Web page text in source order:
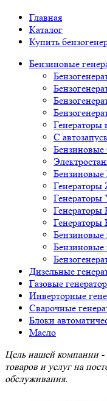
Главная
Каталог
Купить
Бензиновые
Генераторы
С
Бензиновые
Бензиновые
Генераторы
Генераторы
Генераторы
Генераторы
Бензиновые
Бензиновые
Дизельные
Газовые
Инверторные
Сварочные
Блоки
Масло
Цель нашей компании -
товаров и услуг на
обслуживания.